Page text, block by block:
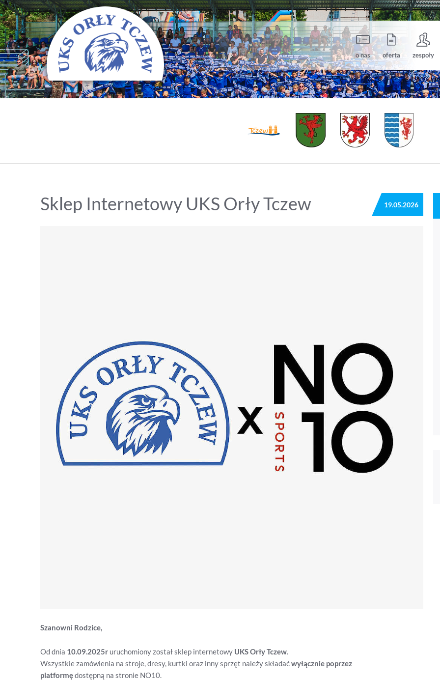
o nas oferta zespoły
19.05.2026
Sklep Internetowy UKS Orły Tczew
Szanowni Rodzice,
Od dnia 10.09.2025r uruchomiony został sklep internetowy UKS Orły Tczew.
Wszystkie zamówienia na stroje, dresy, kurtki oraz inny sprzęt należy składaćwyłącznie poprzez
platformędostępną na stronie NO10.